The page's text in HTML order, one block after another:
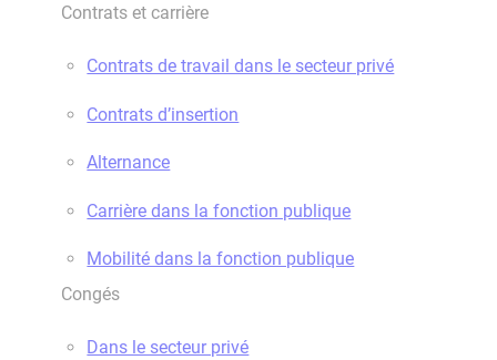
Contrats et carrière
Contrats de travail dans le secteur privé
Contrats d’insertion
Alternance
Carrière dans la fonction publique
Mobilité dans la fonction publique
Congés
Dans le secteur privé